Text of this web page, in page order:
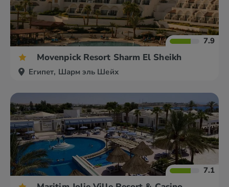
7.9
Movenpick Resort Sharm El Sheikh
Египет, Шарм эль Шейх
7.1